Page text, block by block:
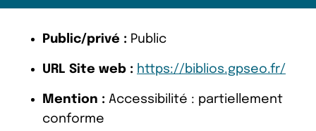
Public/privé : Public
URL Site web : https://biblios.gpseo.fr/
Mention : Accessibilité : partiellement
conforme